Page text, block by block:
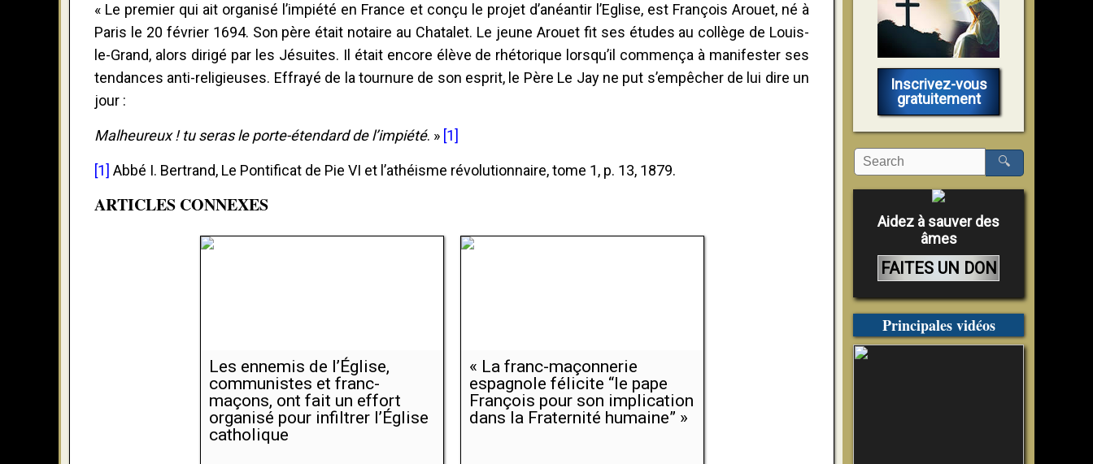
« Le premier qui ait organisé l’impiété en France et conçu le projet d’anéantir l’Eglise, est François Arouet, né à
Paris le 20 février 1694. Son père était notaire au Chatalet. Le jeune Arouet fit ses études au collège de Louis-
le-Grand, alors dirigé par les Jésuites. Il était encore élève de rhétorique lorsqu’il commença à manifester ses
tendances anti-religieuses. Effrayé de la tournure de son esprit, le Père Le Jay ne put s’empêcher de lui dire un
jour :
Malheureux ! tu seras le porte-étendard de l’impiété. » [1]
[1] Abbé I. Bertrand, Le Pontificat de Pie VI et l’athéisme révolutionnaire, tome 1, p. 13, 1879.
ARTICLES CONNEXES
Les ennemis de l’Église,
communistes et franc-
maçons, ont fait un effort
organisé pour infiltrer l’Église
catholique
« La franc-maçonnerie
espagnole félicite “le pape
François pour son implication
dans la Fraternité humaine” »
Inscrivez-vous
gratuitement
🔍
Aidez à sauver des
âmes
FAITES UN DON
Principales vidéos